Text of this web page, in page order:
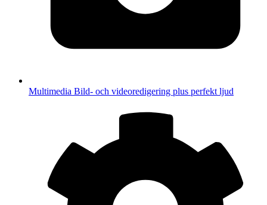
Multimedia Bild- och videoredigering plus perfekt ljud